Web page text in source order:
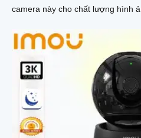
camera này cho chất lượng hình